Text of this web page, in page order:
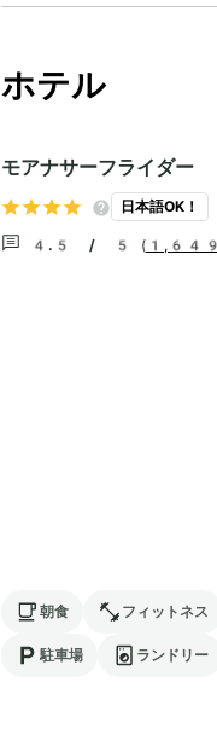
ホテル
モアナサーフライダ
日本語OK！
4.5 / 5 ( 1,649
朝食 フィットネス
駐車場 ランドリー